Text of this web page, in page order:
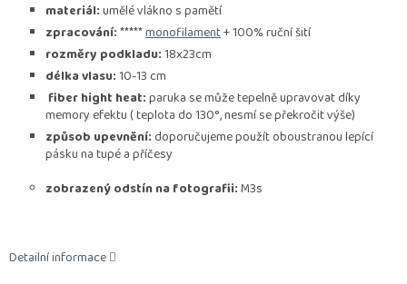
materiál:umělé vlákno s pamětí
zpracování:*****monofilament+ 100% ruční šití
rozměry podkladu:18x23cm
délka vlasu:10-13 cm
fiber hight heat:paruka se může tepelně upravovat díky
memory efektu ( teplota do 130°, nesmí se překročit výše)
způsob upevnění: doporučujeme použít oboustranou lepící
pásku na tupé a příčesy
zobrazený odstín na fotografii:M3s
Detailní informace